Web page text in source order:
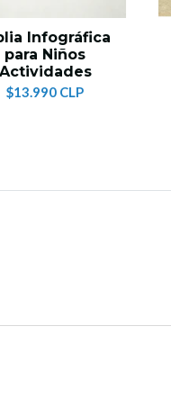
Infográfica
para Niños
Actividades
$13.990 CLP